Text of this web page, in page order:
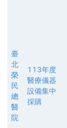
臺
北
榮
民
總
醫
院
113年度
醫療儀器
設備集中
採購